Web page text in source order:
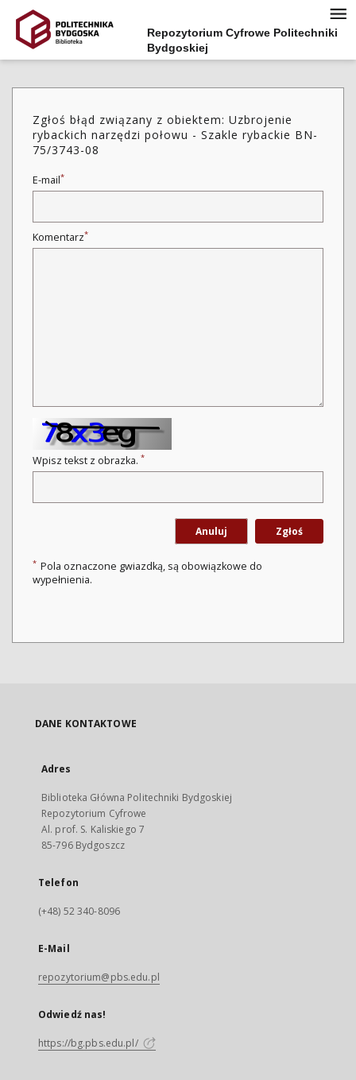
Repozytorium Cyfrowe Politechniki
Bydgoskiej
Zgłoś błąd związany z obiektem: Uzbrojenie
rybackich narzędzi połowu - Szakle rybackie BN-
75/3743-08
E-mail*
Komentarz*
Wpisz tekst z obrazka. *
Anuluj Zgłoś
* Pola oznaczone gwiazdką, są obowiązkowe do
wypełnienia.
DANE KONTAKTOWE
Adres
Biblioteka Główna Politechniki Bydgoskiej
Repozytorium Cyfrowe
Al. prof. S. Kaliskiego 7
85-796 Bydgoszcz
Telefon
(+48) 52 340-8096
E-Mail
repozytorium@pbs.edu.pl
Odwiedź nas!
https://bg.pbs.edu.pl/